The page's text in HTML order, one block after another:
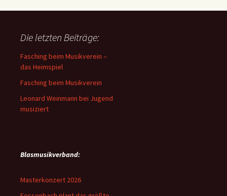
Die letzten Beiträge:
Fasching beim Musikverein –
das Heimspiel
Fasching beim Musikverein
Leonard Weinmann bei Jugend
musiziert
Blasmusikverband:
Masterkonzert 2026